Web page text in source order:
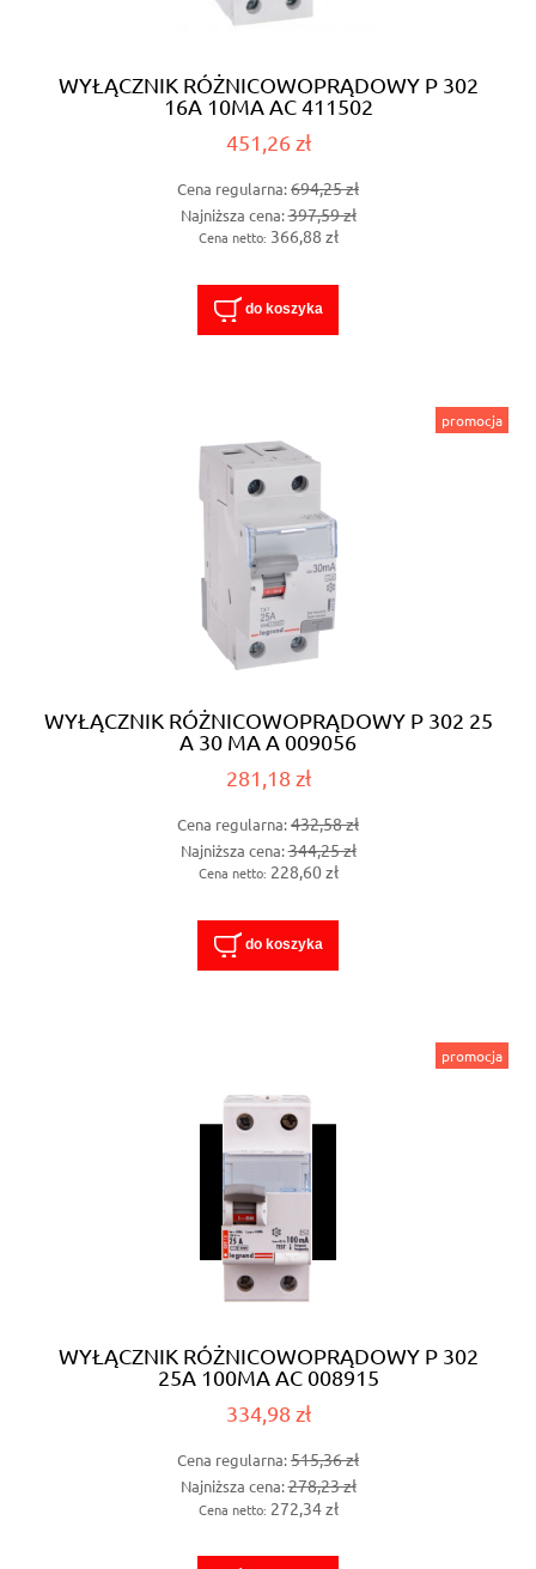
WYŁĄCZNIK RÓŻNICOWOPRĄDOWY P 302
16A 10MA AC 411502
451,26 zł
Cena regularna:694,25 zł
Najniższa cena:397,59 zł
Cena netto: 366,88 zł
do koszyka
WYŁĄCZNIK RÓŻNICOWOPRĄDOWY P 302 25
A 30 MA A 009056
281,18 zł
Cena regularna:432,58 zł
Najniższa cena:344,25 zł
Cena netto: 228,60 zł
do koszyka
promocja
WYŁĄCZNIK RÓŻNICOWOPRĄDOWY P 302
25A 100MA AC 008915
334,98 zł
Cena regularna:515,36 zł
Najniższa cena:278,23 zł
Cena netto: 272,34 zł
promocja